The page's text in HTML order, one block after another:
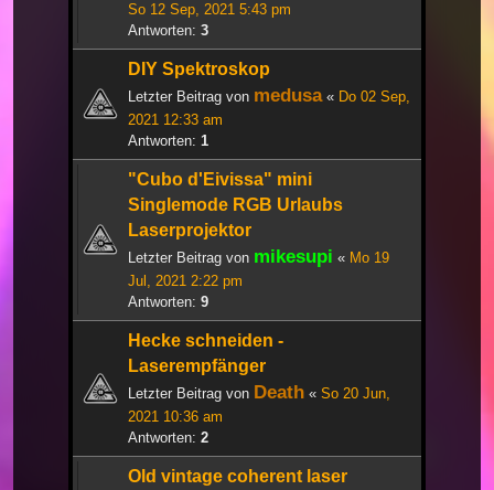
So 12 Sep, 2021 5:43 pm
Antworten: 3
DIY Spektroskop
Letzter Beitrag von medusa« Do 02 Sep,
2021 12:33 am
Antworten: 1
"Cubo d'Eivissa" mini
Singlemode RGB Urlaubs
Laserprojektor
Letzter Beitrag von mikesupi « Mo 19
Jul, 2021 2:22 pm
Antworten: 9
Hecke schneiden -
Laserempfänger
Letzter Beitrag von Death « So 20 Jun,
2021 10:36 am
Antworten: 2
Old vintage coherent laser